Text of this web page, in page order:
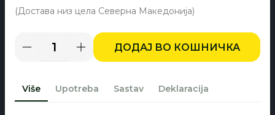
cena
je
je:
Ultra
Vanilla
&
ДОДАЈ ВО КОШНИЧКА
Više Upotreba Sastav Deklaracija